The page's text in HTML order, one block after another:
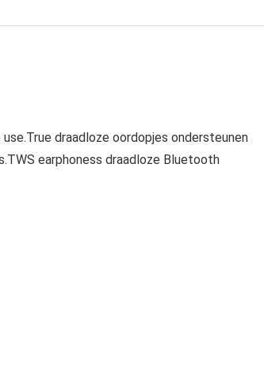
draadloze oordopjes ondersteunen
earphoness draadloze Bluetooth